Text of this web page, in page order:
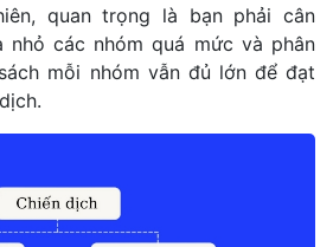
quan trọng là bạn phải cân
nhỏ các nhóm quá mức và phân
mỗi nhóm vẫn đủ lớn để đạt